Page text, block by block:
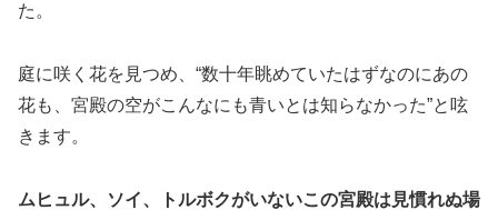
た。
庭に咲く花を見つめ、“数十年眺めていたはずなのにあの
花も、宮殿の空がこんなにも青いとは知らなかった”と呟
きます。
ムヒュル、ソイ、トルボクがいないこの宮殿は見慣れぬ場